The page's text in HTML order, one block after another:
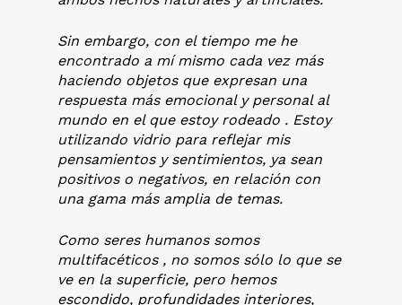
Sin embargo, con el tiempo me he
encontrado a mí mismo cada vez más
haciendo objetos que expresan una
respuesta más emocional y personal al
mundo en el que estoy rodeado . Estoy
utilizando vidrio para reflejar mis
pensamientos y sentimientos, ya sean
positivos o negativos, en relación con
una gama más amplia de temas.
Como seres humanos somos
multifacéticos , no somos sólo lo que se
ve en la superficie, pero hemos
escondido, profundidades interiores,